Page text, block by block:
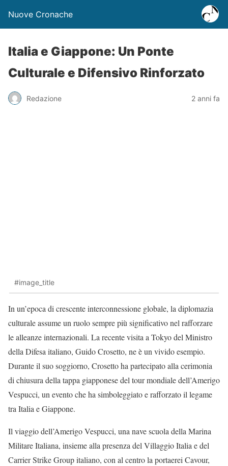
Nuove Cronache
Italia e Giappone: Un Ponte
Culturale e Difensivo Rinforzato
Redazione 2 anni fa
#image_title
In un’epoca di crescente interconnessione globale, la diplomazia
culturale assume un ruolo sempre più significativo nel rafforzare
le alleanze internazionali. La recente visita a Tokyo del Ministro
della Difesa italiano, Guido Crosetto, ne è un vivido esempio.
Durante il suo soggiorno, Crosetto ha partecipato alla cerimonia
di chiusura della tappa giapponese del tour mondiale dell’Amerigo
Vespucci, un evento che ha simboleggiato e rafforzato il legame
tra Italia e Giappone.
Il viaggio dell’Amerigo Vespucci, una nave scuola della Marina
Militare Italiana, insieme alla presenza del Villaggio Italia e del
Carrier Strike Group italiano, con al centro la portaerei Cavour,